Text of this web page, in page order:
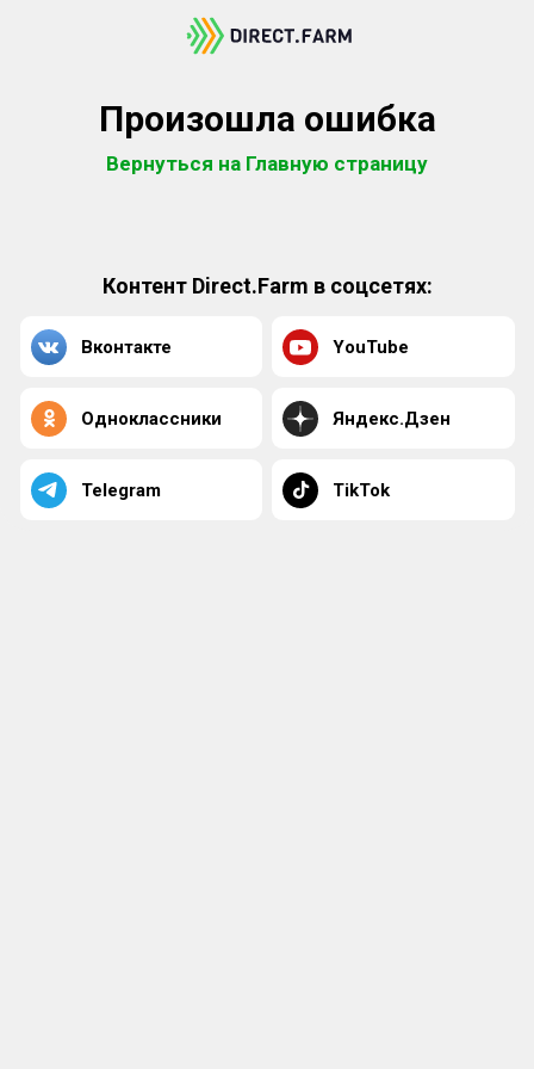
Произошла ошибка
Вернуться на Главную страницу
Контент Direct.Farm в соцсетях:
Вконтакте YouTube
Одноклассники Яндекс.Дзен
Telegram TikTok